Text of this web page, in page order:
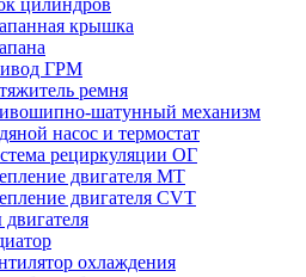
цилиндров
крышка
ГРМ
ремня
шатунный механизм
насос и термостат
рециркуляции ОГ
двигателя MT
двигателя CVT
охлаждения